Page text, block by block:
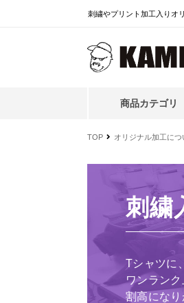
刺繍やプリント加工入りオ
商品カテゴリ
TOP オリジナル加工につ
刺繍
Tシャツに
ワンラン
割高にな